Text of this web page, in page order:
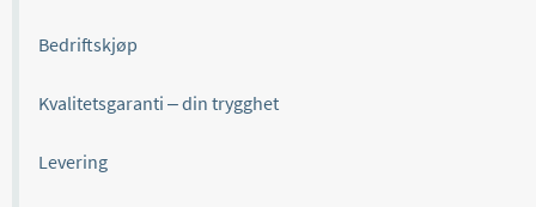
Bedriftskjøp
Kvalitetsgaranti – din trygghet
Levering